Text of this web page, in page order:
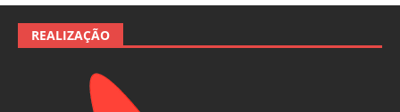
REALIZAÇÃO